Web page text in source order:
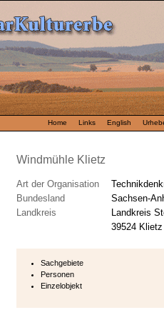
Home Links English
Windmühle Klietz
Art der Organisation
Bundesland
Sachsen-
Landkreis
Landkreis
39524 Klietz
Sachgebiete
Personen
Einzelobjekt